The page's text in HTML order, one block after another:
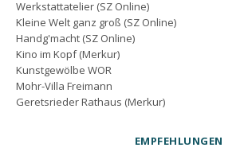
Werkstattatelier (SZ Online)
Kleine Welt ganz groß (SZ Online)
Handg'macht (SZ Online)
Kino im Kopf (Merkur)
Kunstgewölbe WOR
Mohr-Villa Freimann
Geretsrieder Rathaus (Merkur)
EMPFEHLUNGEN